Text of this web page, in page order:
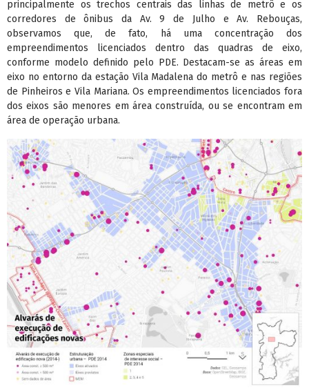
principalmente os trechos centrais das linhas de metrô e os
corredores de ônibus da Av. 9 de Julho e Av. Rebouças,
observamos que, de fato, há uma concentração dos
empreendimentos licenciados dentro das quadras de eixo,
conforme modelo definido pelo PDE. Destacam-se as áreas em
eixo no entorno da estação Vila Madalena do metrô e nas regiões
de Pinheiros e Vila Mariana. Os empreendimentos licenciados fora
dos eixos são menores em área construída, ou se encontram em
área de operação urbana.